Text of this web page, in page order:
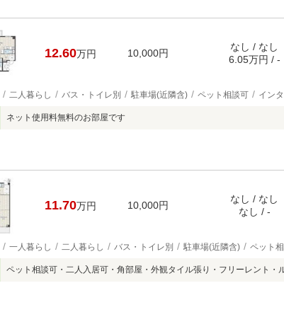
12.60万円 10,000円
なし / なし
6.05万円 / -
二人暮らし バス・トイレ別 駐車場(近隣含) ペット相談可 イン
ネット使用料無料のお部屋です
11.70万円 10,000円
なし / なし
なし / -
一人暮らし 二人暮らし バス・トイレ別 駐車場(近隣含) ペット
ペット相談可・二人入居可・角部屋・外観タイル張り・フリーレント・